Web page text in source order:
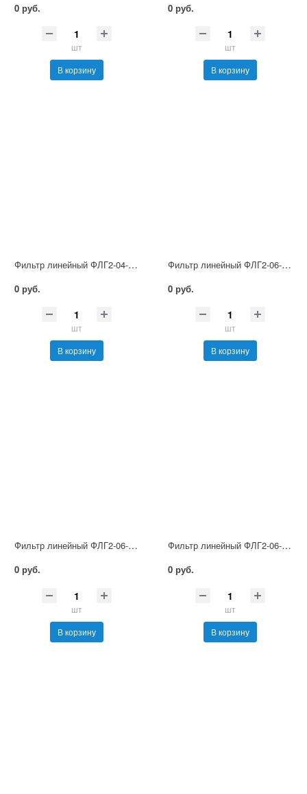
0 руб.
шт
В корзину
0 руб.
шт
В корзину
Фильтр линейный ФЛГ2-04-100
0 руб.
шт
В корзину
Фильтр линейный ФЛГ2-06-250
0 руб.
шт
В корзину
Фильтр линейный ФЛГ2-06-160
0 руб.
шт
В корзину
Фильтр линейный ФЛГ2-06-100
0 руб.
шт
В корзину